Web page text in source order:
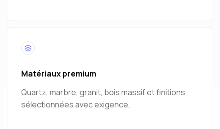
Matériaux premium
Quartz, marbre, granit, bois massif et finitions
sélectionnées avec exigence.